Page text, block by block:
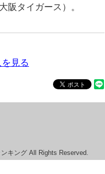
阪タイガース）。
見る
キング All Rights Reserved.